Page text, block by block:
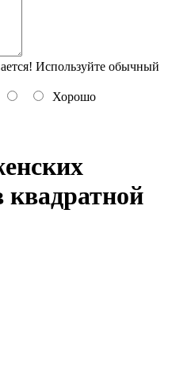
Используйте обычный
Хорошо